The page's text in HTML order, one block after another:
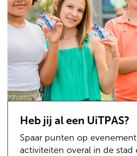
Heb jij al een UiTPAS?
Spaar punten op
activiteiten overal in de stad